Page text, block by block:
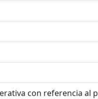
con referencia al